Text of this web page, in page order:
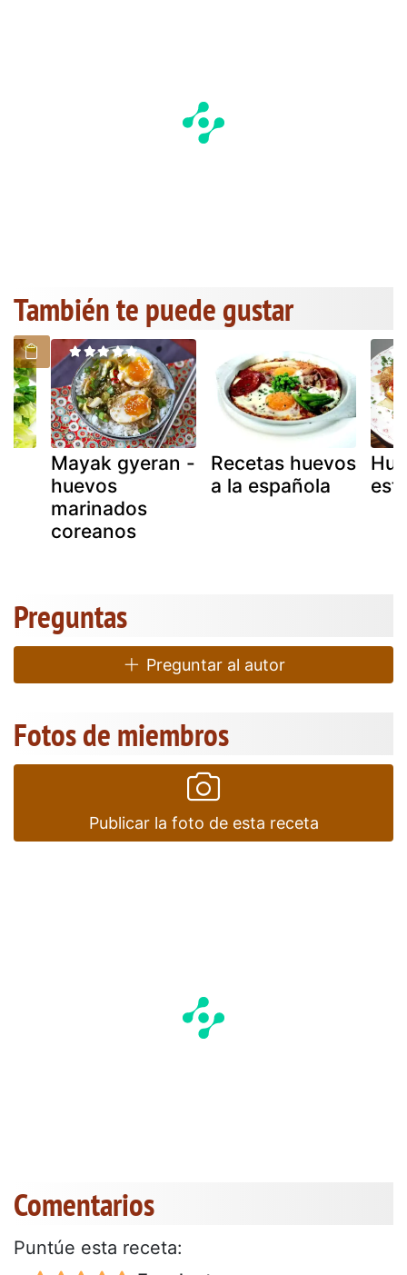
También te puede gustar
Mayak gyeran -
huevos
marinados
coreanos
Recetas huevos
a la española
Preguntas
Preguntar al autor
Fotos de miembros
Publicar la foto de esta receta
Comentarios
Puntúe esta receta: